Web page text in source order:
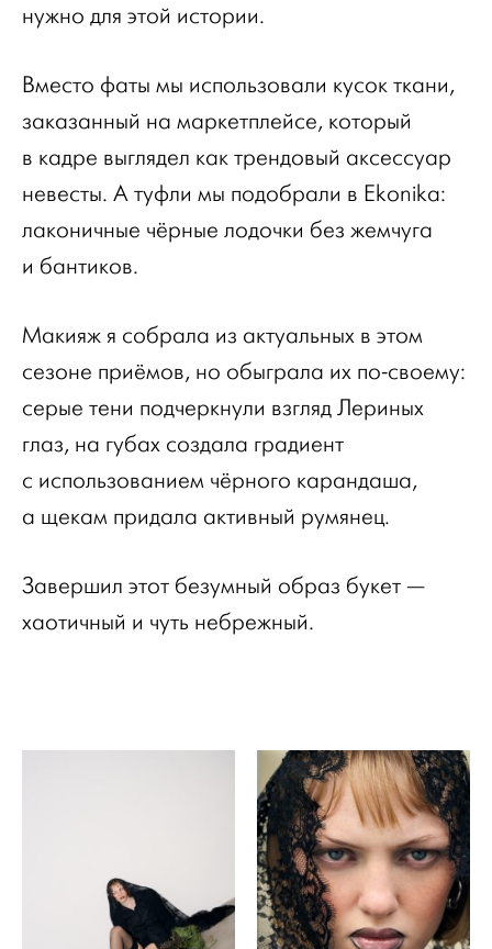
нужно для этой истории.
Вместо фаты мы использовали кусок ткани,
заказанный на маркетплейсе, который
в кадре выглядел как трендовый аксессуар
невесты. А туфли мы подобрали в Ekonikа:
лаконичные чёрные лодочки без жемчуга
и бантиков.
Макияж я собрала из актуальных в этом
сезоне приёмов, но обыграла их по-своему:
серые тени подчеркнули взгляд Лериных
глаз, на губах создала градиент
с использованием чёрного карандаша,
а щекам придала активный румянец.
Завершил этот безумный образ букет —
хаотичный и чуть небрежный.